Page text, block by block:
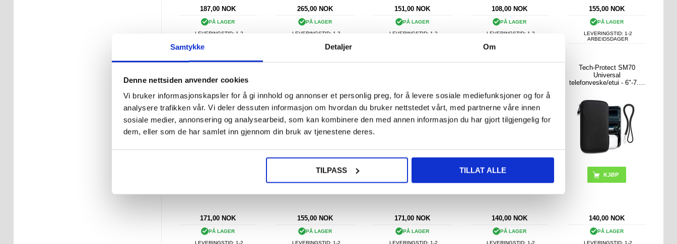
Samtykke Detaljer Om
Denne nettsiden anvender cookies
Vi bruker informasjonskapsler for å gi innhold og annonser et personlig preg, for å levere sosiale mediefunksjoner og for å
analysere trafikken vår. Vi deler dessuten informasjon om hvordan du bruker nettstedet vårt, med partnerne våre innen
sosiale medier, annonsering og analysearbeid, som kan kombinere den med annen informasjon du har gjort tilgjengelig for
dem, eller som de har samlet inn gjennom din bruk av tjenestene deres.
TILPASS TILLAT ALLE
187,00 NOK
PÅ LAGER
LEVERINGSTID: 1-2
265,00 NOK
PÅ LAGER
LEVERINGSTID: 1-2
151,00 NOK
PÅ LAGER
LEVERINGSTID: 1-2
108,00 NOK
PÅ LAGER
LEVERINGSTID: 1-2
155,00 NOK
PÅ LAGER
LEVERINGSTID: 1-2
ARBEIDSDAGER
med belteklips for menn,
størrelse: 17,5 x 8,7 x 1,8
cm
171,00 NOK
PÅ LAGER
LEVERINGSTID: 1-2
KJØP
155,00 NOK
PÅ LAGER
LEVERINGSTID: 1-2
171,00 NOK
PÅ LAGER
LEVERINGSTID: 1-2
140,00 NOK
PÅ LAGER
LEVERINGSTID: 1-2
Tech-Protect SM70
Universal
telefonveske/etui - 6"-7.2"
140,00 NOK
PÅ LAGER
LEVERINGSTID: 1-2